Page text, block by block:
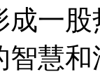
一
慧